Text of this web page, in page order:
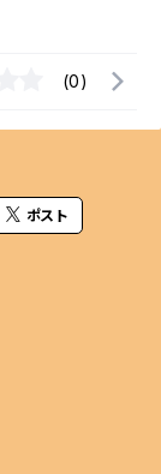
(0)
ポスト